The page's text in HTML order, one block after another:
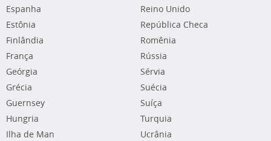
Espanha
Estônia
Finlândia
França
Geórgia
Grécia
Guernsey
Hungria
Ilha de Man
Reino Unido
República Checa
Romênia
Rússia
Sérvia
Suécia
Suíça
Turquia
Ucrânia